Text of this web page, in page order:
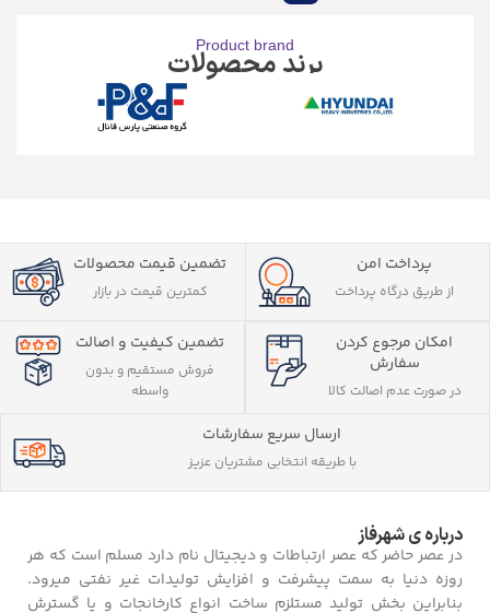
Product brand
برند محصولات
پرداخت امن
از طریق درگاه پرداخت
تضمین قیمت محصولات
کمترین قیمت در بازار
امکان مرجوع کردن
سفارش
در صورت عدم اصالت کالا
تضمین کیفیت و اصالت
فروش مستقیم و بدون
واسطه
ارسال سریع سفارشات
با طریقه انتخابی مشتریان عزیز
درباره ی شهرفاز
در عصر حاضر که عصر ارتباطات و دیجیتال نام دارد مسلم است که هر
روزه دنیا به سمت پیشرفت و افزایش تولیدات غیر نفتی میرود.
بنابراین بخش تولید مستلزم ساخت انواع کارخانجات و یا گسترش